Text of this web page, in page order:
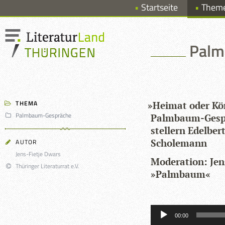
Startseite
THEMA
Palmbaum-Gespräche
AUTOR
Jens-Fietje Dwars
Thüringer Literaturrat e.V.
»Hei­mat oder
Palm­baum-
stel­lern
Scholemann
Mode­ra­tion:
»Palm­baum«
Audio-
Player 00:00